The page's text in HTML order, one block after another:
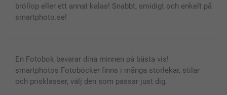
bröllop eller ett annat kalas! Snabbt, smidigt och enkelt på
smartphoto.se!
En Fotobok bevarar dina minnen på bästa vis!
smartphotos Fotoböcker finns i många storlekar, stilar
och prisklasser, välj den som passar just dig.